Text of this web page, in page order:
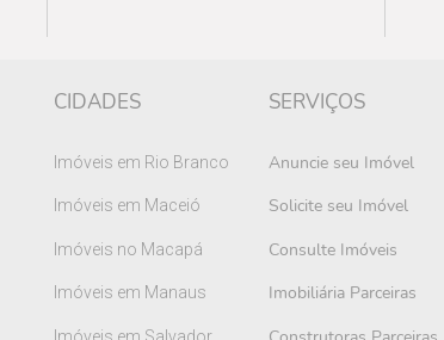
CIDADES
Imóveis em Rio Branco
Imóveis em Maceió
Imóveis no Macapá
Imóveis em Manaus
Imóveis em Salvador
SERVIÇOS
Anuncie seu Imóvel
Solicite seu Imóvel
Consulte Imóveis
Imobiliária Parceiras